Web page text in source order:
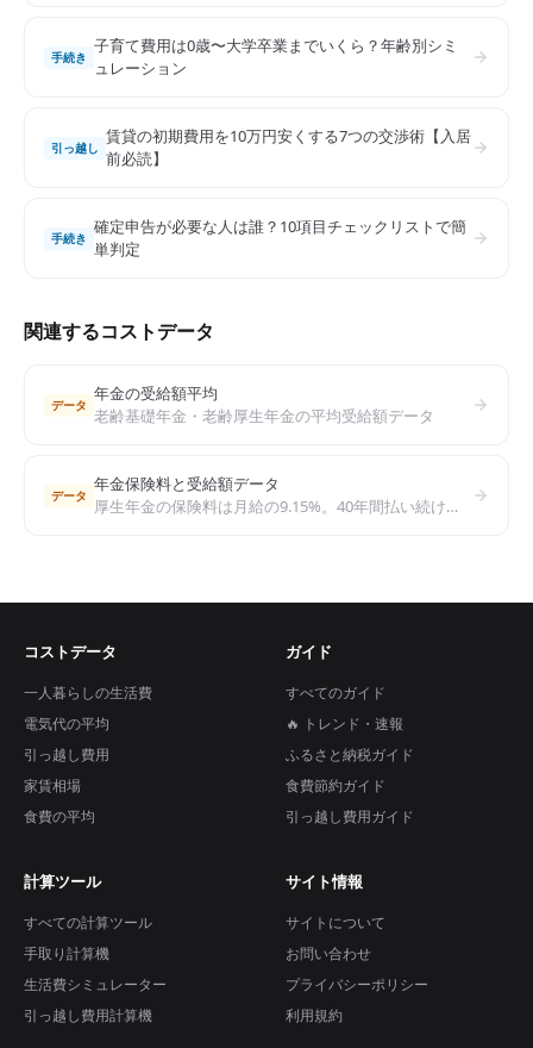
手続き
子育て費用は0歳〜大学卒業までいくら？年齢別シミ
ュレーション
引っ越し
賃貸の初期費用を10万円安くする7つの交渉術【入居
前必読】
手続き
確定申告が必要な人は誰？10項目チェックリストで簡
単判定
関連するコストデータ
データ
年金の受給額平均
老齢基礎年金・老齢厚生年金の平均受給額データ
データ
年金保険料と受給額データ
厚生年金の保険料は月給の9.15%。40年間払い続けるといくらもらえる？年収別の年金受給額シミュレーションと老後対策
コストデータ
一人暮らしの生活費
電気代の平均
引っ越し費用
家賃相場
食費の平均
ガイド
すべてのガイド
🔥 トレンド・速報
ふるさと納税ガイド
食費節約ガイド
引っ越し費用ガイド
計算ツール
すべての計算ツール
手取り計算機
生活費シミュレーター
引っ越し費用計算機
サイト情報
サイトについて
お問い合わせ
プライバシーポリシー
利用規約